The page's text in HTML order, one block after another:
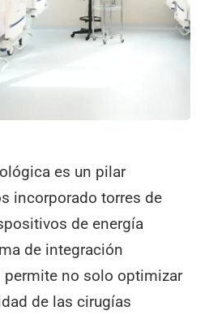
es un pilar
incorporado torres de
de energía
de integración
permite no solo optimizar
de las cirugías